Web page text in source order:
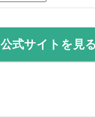
公式サイトを見る